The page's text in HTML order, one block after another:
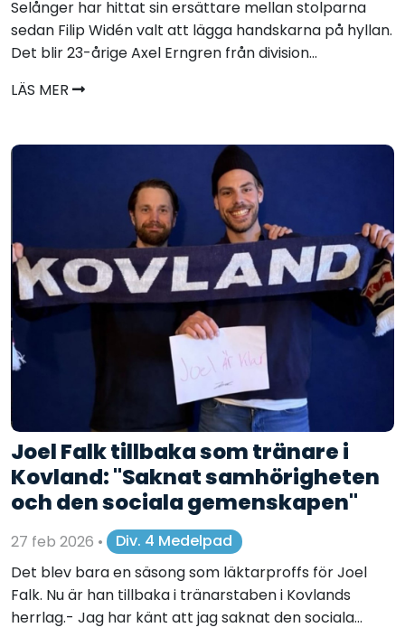
Selånger har hittat sin ersättare mellan stolparna
sedan Filip Widén valt att lägga handskarna på hyllan.
Det blir 23-årige Axel Erngren från division...
LÄS MER
Joel Falk tillbaka som tränare i
Kovland: "Saknat samhörigheten
och den sociala gemenskapen"
27 feb 2026 •
Div. 4 Medelpad
Det blev bara en säsong som läktarproffs för Joel
Falk. Nu är han tillbaka i tränarstaben i Kovlands
herrlag.- Jag har känt att jag saknat den sociala...